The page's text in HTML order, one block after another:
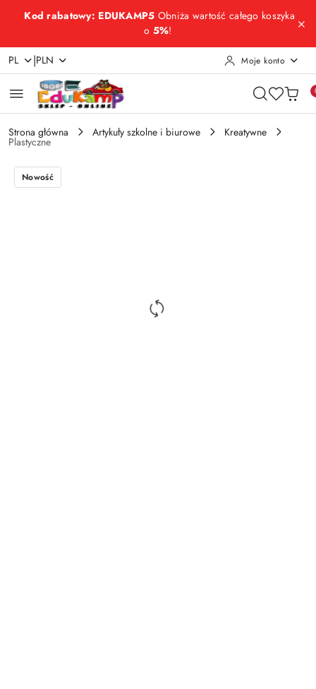
Przejdź do treści głównej
Przejdź do wyszukiwarki
Przejdź do moje konto
Przejdź do menu głównego
Przejdź do opisu produktu
Przejdź do stopki
Kod rabatowy: EDUKAMP5 Obniża wartość całego koszyka
o 5%!
PL |PLN Moje konto
Strona główna Artykuły szkolne i biurowe Kreatywne
Plastyczne
Nowość